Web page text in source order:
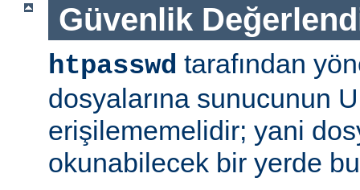
Güvenlik
htpasswd tarafından
dosyalarına sunucunun
erişilememelidir; yani
okunabilecek bir yerde